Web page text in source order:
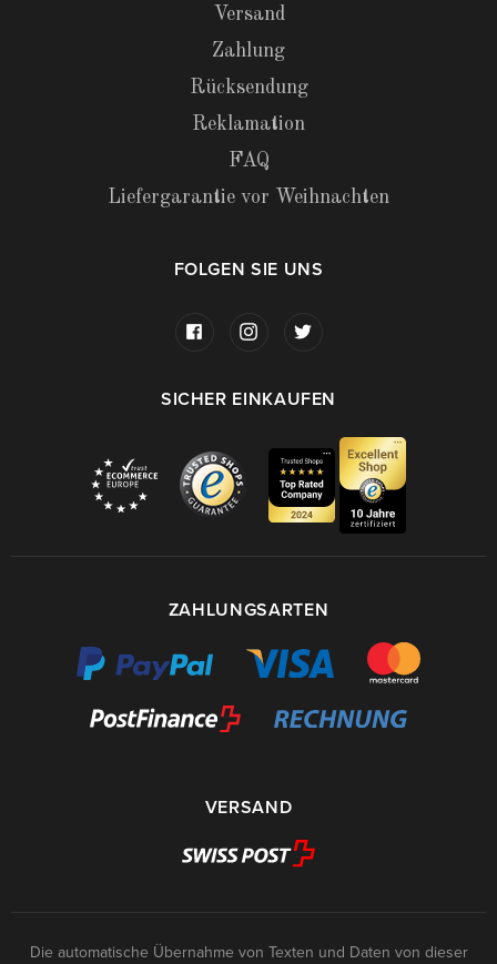
Versand
Zahlung
Rücksendung
Reklamation
FAQ
Liefergarantie vor Weihnachten
FOLGEN SIE UNS
SICHER EINKAUFEN
ZAHLUNGSARTEN
VERSAND
Die automatische Übernahme von Texten und Daten von dieser